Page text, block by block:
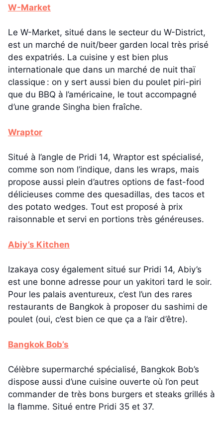
W-Market
Le W-Market, situé dans le secteur du W-District,
est un marché de nuit/beer garden local très prisé
des expatriés. La cuisine y est bien plus
internationale que dans un marché de nuit thaï
classique : on y sert aussi bien du poulet piri-piri
que du BBQ à l’américaine, le tout accompagné
d’une grande Singha bien fraîche.
Wraptor
Situé à l’angle de Pridi 14, Wraptor est spécialisé,
comme son nom l’indique, dans les wraps, mais
propose aussi plein d’autres options de fast-food
délicieuses comme des quesadillas, des tacos et
des potato wedges. Tout est proposé à prix
raisonnable et servi en portions très généreuses.
Abiy’s Kitchen
Izakaya cosy également situé sur Pridi 14, Abiy’s
est une bonne adresse pour un yakitori tard le soir.
Pour les palais aventureux, c’est l’un des rares
restaurants de Bangkok à proposer du sashimi de
poulet (oui, c’est bien ce que ça a l’air d’être).
Bangkok Bob’s
Célèbre supermarché spécialisé, Bangkok Bob’s
dispose aussi d’une cuisine ouverte où l’on peut
commander de très bons burgers et steaks grillés à
la flamme. Situé entre Pridi 35 et 37.